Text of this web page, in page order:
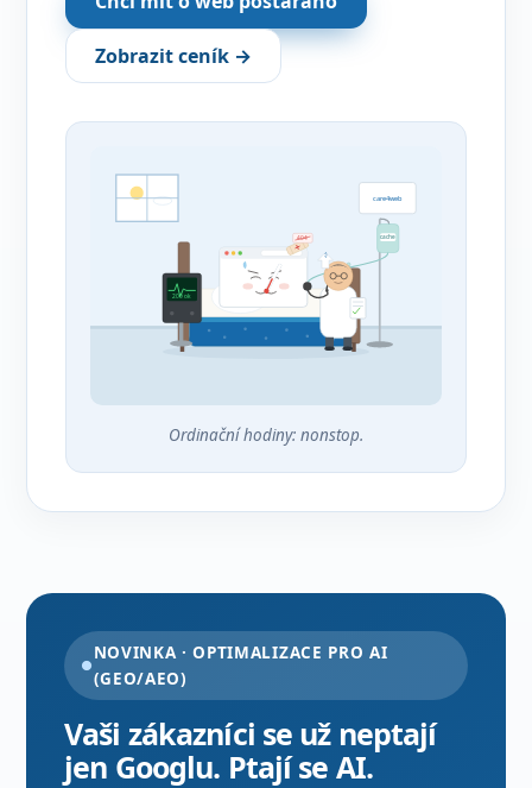
Zobrazit ceník →
Ordinační hodiny: nonstop.
NOVINKA · OPTIMALIZACE PRO AI
(GEO/AEO)
Vaši zákazníci se už neptají
jen Googlu. Ptají se AI.